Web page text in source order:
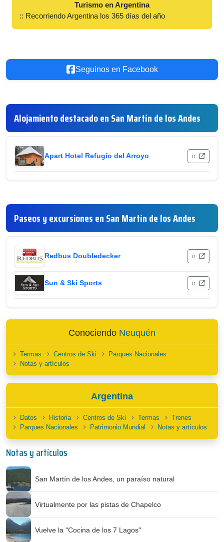
Turismo en Argentina
:: Recorriendo Argentina los 365 días del año
Seguinos en Facebook
Alojamiento destacado en San Martín de los Andes
Apart Hotel Refugio del Arroyo ir
Paseos y excursiones en San Martín de los Andes
Redbus Doubledecker ir
Sun & Ski Sports ir
Conociendo Neuquén
Termas Centros de Ski
Parques Nacionales
Notas y artículos
Argentina
Datos Historia Centros de Ski Termas
Trenes
Parques Nacionales
Patrimonio Mundial Notas y artículos
Notas y artículos
San Martín de los Andes, un paraíso natural
Virtualmente por las pistas de Chapelco
Vuelve la "Cocina de los 7 Lagos"